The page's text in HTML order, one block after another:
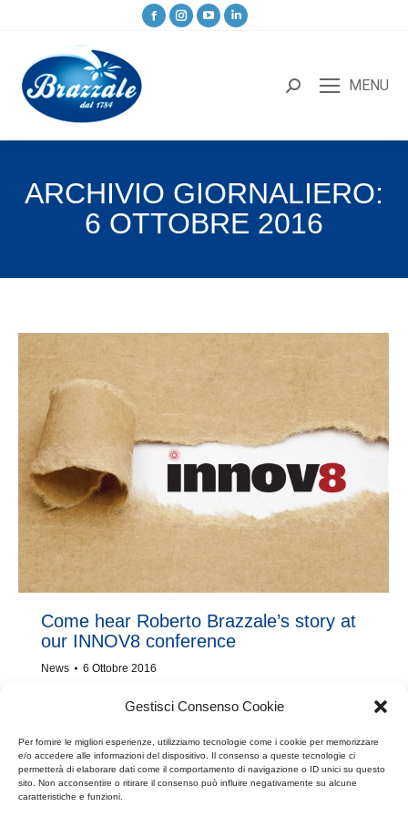
Gestisci Consenso Cookie
Per fornire le migliori esperienze, utilizziamo tecnologie come i cookie per memorizzare
e/o accedere alle informazioni del dispositivo. Il consenso a queste tecnologie ci
permetterà di elaborare dati come il comportamento di navigazione o ID unici su questo
sito. Non acconsentire o ritirare il consenso può influire negativamente su alcune
caratteristiche e funzioni.
MENU
ARCHIVIO GIORNALIERO:
6 OTTOBRE 2016
Come hear Roberto Brazzale’s story at
our INNOV8 conference
News 6 Ottobre 2016
Thon Hotel EU, Brussels
Come hear Roberto Brazzale’s story at our INNOV8
conference on Tuesday, 18 October in Brussels.